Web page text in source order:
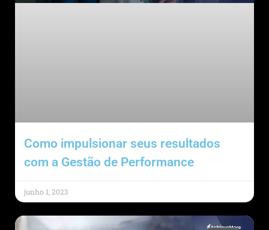
Como impulsionar seus resultados
com a Gestão de Performance
junho 1, 2023